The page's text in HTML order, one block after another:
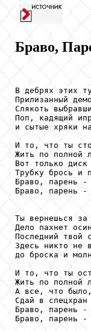
Браво,
В дебрях этих
Прилизанный
Слякоть
Поп, кадящий
и сытые хряки
И то, что ты
Жить по
Вот только
Трубку брось и
Браво, парень -
Браво, парень
Ты вернешься
Дело пахнет
Последний твой
Здесь никто не
до броска и
И то, что ты
Жить по полной
А все, что
Сдай в
Браво, парень -
Браво, парень -